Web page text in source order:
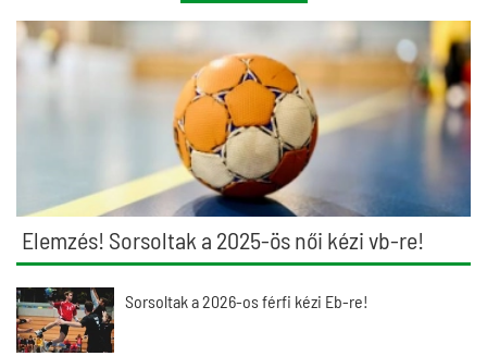
Elemzés! Sorsoltak a 2025-ös női kézi vb-re!
Sorsoltak a 2026-os férfi kézi Eb-re!